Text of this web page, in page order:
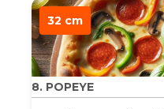
32 cm
8. POPEYE